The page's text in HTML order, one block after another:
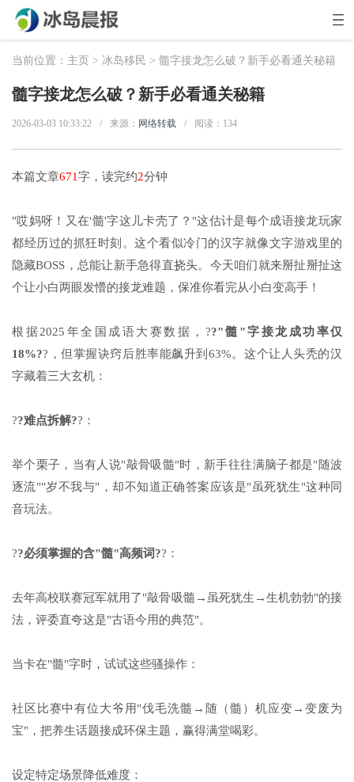
当前位置： 主页 > 冰岛移民 > 髓字接龙怎么破？新手必看通关秘籍
髓字接龙怎么破？新手必看通关秘籍
2026-03-03 10:33:22 / 来源： 网络转载 / 阅读： 134
本篇文章671字，读完约2分钟
"哎妈呀！又在'髓'字这儿卡壳了？"这估计是每个成语接龙玩家
都经历过的抓狂时刻。这个看似冷门的汉字就像文字游戏里的
隐藏BOSS，总能让新手急得直挠头。今天咱们就来掰扯掰扯这
个让小白两眼发懵的接龙难题，保准你看完从小白变高手！
根据2025年全国成语大赛数据，??"髓"字接龙成功率仅
18%??，但掌握诀窍后胜率能飙升到63%。这个让人头秃的汉
字藏着三大玄机：
??难点拆解??：
举个栗子，当有人说"敲骨吸髓"时，新手往往满脑子都是"随波
逐流""岁不我与"，却不知道正确答案应该是"虽死犹生"这种同
音玩法。
??必须掌握的含"髓"高频词??：
去年高校联赛冠军就用了"敲骨吸髓→虽死犹生→生机勃勃"的接
法，评委直夸这是"古语今用的典范"。
当卡在"髓"字时，试试这些骚操作：
社区比赛中有位大爷用"伐毛洗髓→随（髓）机应变→变废为
宝"，把养生话题接成环保主题，赢得满堂喝彩。
设定特定场景降低难度：